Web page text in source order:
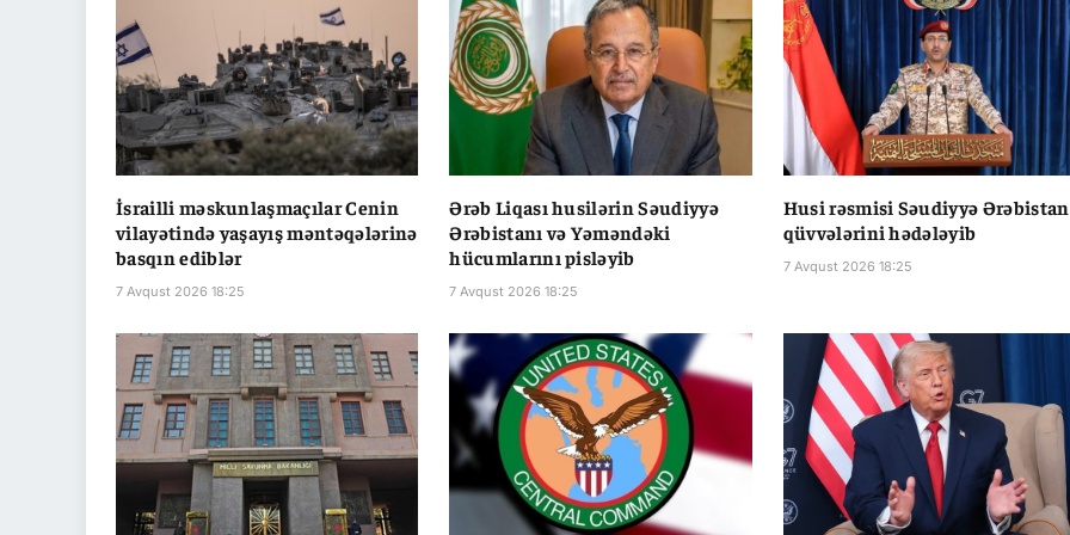
İsrailli məskunlaşmaçılar Cenin
vilayətində yaşayış məntəqələrinə
basqın ediblər
7 Avqust 2026 18:25
Ərəb Liqası husilərin Səudiyyə
Ərəbistanı və Yəməndəki
hücumlarını pisləyib
7 Avqust 2026 18:25
Husi rəsmisi Səudiyyə
qüvvələrini hədələyib
7 Avqust 2026 18:25